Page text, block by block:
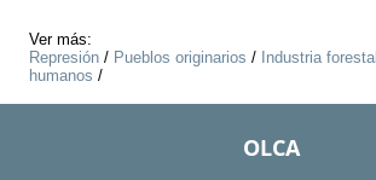
Ver más:
Represión / Pueblos originarios / Industria forestal
humanos /
OLCA